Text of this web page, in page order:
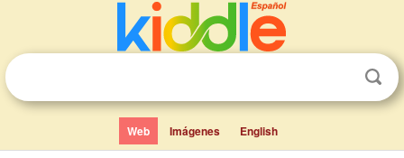
Web Imágenes English